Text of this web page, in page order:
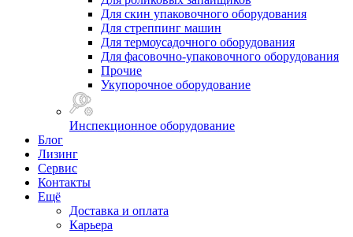
Для скин упаковочного оборудования
Для стреппинг машин
Для термоусадочного оборудования
Для фасовочно-упаковочного оборудования
Прочие
Укупорочное оборудование
Инспекционное оборудование
Блог
Лизинг
Сервис
Контакты
Ещё
Доставка и оплата
Карьера